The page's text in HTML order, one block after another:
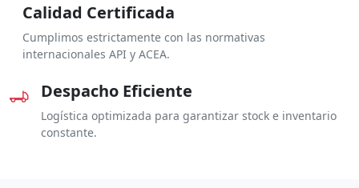
Calidad Certificada
Cumplimos estrictamente con las normativas
internacionales API y ACEA.
Despacho Eficiente
Logística optimizada para garantizar stock e inventario
constante.